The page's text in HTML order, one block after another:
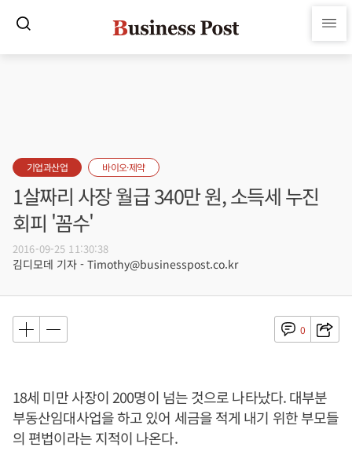
기업과산업 바이오·제약
1살짜리 사장 월급 340만 원, 소득세 누진
회피 '꼼수'
2016-09-25 11:30:38
김디모데 기자 - Timothy@businesspost.co.kr
0
18세 미만 사장이 200명이 넘는 것으로 나타났다. 대부분
부동산임대사업을 하고 있어 세금을 적게 내기 위한 부모들
의 편법이라는 지적이 나온다.